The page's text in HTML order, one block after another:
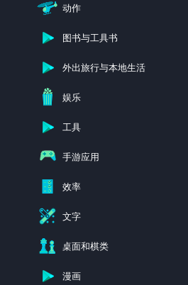
动作
图书与工具书
外出旅行与本地生活
娱乐
工具
手游应用
效率
文字
桌面和棋类
漫画